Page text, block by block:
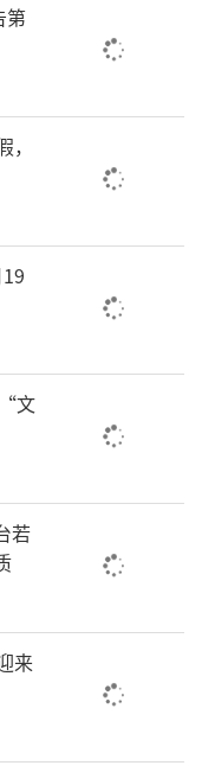
心医院副院长
岗位，看望慰
员，为他们送
，崔刚同步开
室节日期间工
保障、应急值
正是广大医护人
第
“文
若
来